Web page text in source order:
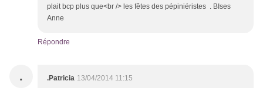
plait bcp plus que<br /> les fêtes des pépiniéristes . BIses
Anne
Répondre
. .Patricia 13/04/2014 11:15